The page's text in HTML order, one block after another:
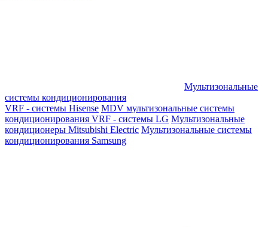
Мультизональные
системы кондиционирования
VRF - системы Hisense MDV мультизональные системы
кондиционирования VRF - системы LG Мультизональные
кондиционеры Mitsubishi Electric Мультизональные системы
кондиционирования Samsung